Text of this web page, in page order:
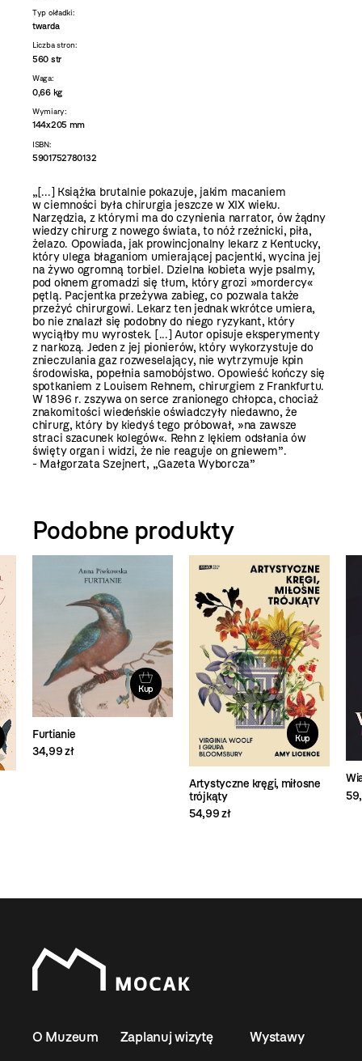
Typ okładki:
twarda
Liczba stron:
560 str
Waga:
0,66 kg
Wymiary:
144x205 mm
ISBN:
5901752780132
„[...] Książka brutalnie pokazuje, jakim macaniem
w ciemności była chirurgia jeszcze w XIX wieku.
Narzędzia, z którymi ma do czynienia narrator, ów żądny
wiedzy chirurg z nowego świata, to nóż rzeźnicki, piła,
żelazo. Opowiada, jak prowincjonalny lekarz z Kentucky,
który ulega błaganiom umierającej pacjentki, wycina jej
na żywo ogromną torbiel. Dzielna kobieta wyje psalmy,
pod oknem gromadzi się tłum, który grozi »mordercy«
pętlą. Pacjentka przeżywa zabieg, co pozwala także
przeżyć chirurgowi. Lekarz ten jednak wkrótce umiera,
bo nie znalazł się podobny do niego ryzykant, który
wyciąłby mu wyrostek. [...] Autor opisuje eksperymenty
z narkozą. Jeden z jej pionierów, który wykorzystuje do
znieczulania gaz rozweselający, nie wytrzymuje kpin
środowiska, popełnia samobójstwo. Opowieść kończy się
spotkaniem z Louisem Rehnem, chirurgiem z Frankfurtu.
W 1896 r. zszywa on serce zranionego chłopca, chociaż
znakomitości wiedeńskie oświadczyły niedawno, że
chirurg, który by kiedyś tego próbował, »na zawsze
straci szacunek kolegów«. Rehn z lękiem odsłania ów
święty organ i widzi, że nie reaguje on gniewem”.
- Małgorzata Szejnert, „Gazeta Wyborcza”
Podobne produkty
Kup
Furtianie
34,99 zł
Kup
Artystyczne kręgi, miłosne
trójkąty
54,99 zł
O Muzeum Zaplanuj wizytę Wystawy